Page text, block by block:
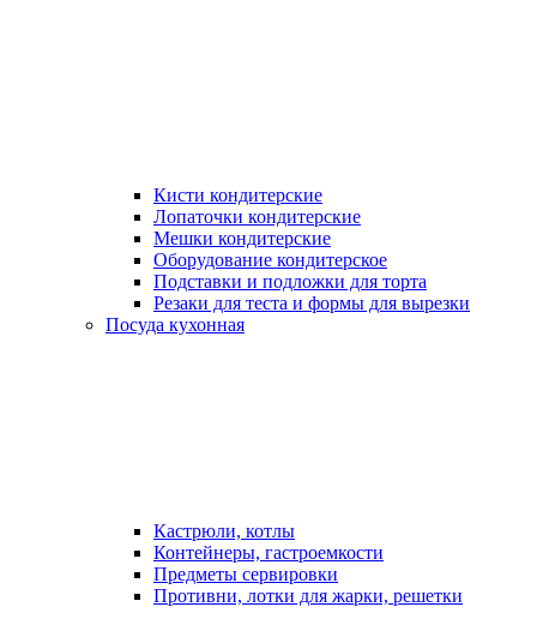
Кисти кондитерские
Лопаточки кондитерские
Мешки кондитерские
Оборудование кондитерское
Подставки и подложки для торта
Резаки для теста и формы для вырезки
Посуда кухонная
Кастрюли, котлы
Контейнеры, гастроемкости
Предметы сервировки
Противни, лотки для жарки, решетки